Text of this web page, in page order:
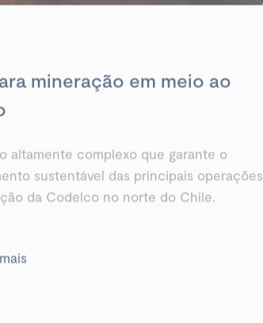
mineração em meio ao
altamente complexo que garante o
sustentável das principais operações
da Codelco no norte do Chile.